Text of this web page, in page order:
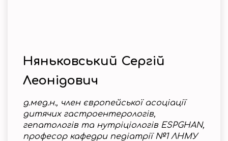
Няньковський Сергій
Леонідович
д.мед.н., член європейської асоціації
дитячих гастроентерологів,
гепатологів та нутріціологів ESPGHAN,
професор кафедри педіатрії №1 ЛНМУ